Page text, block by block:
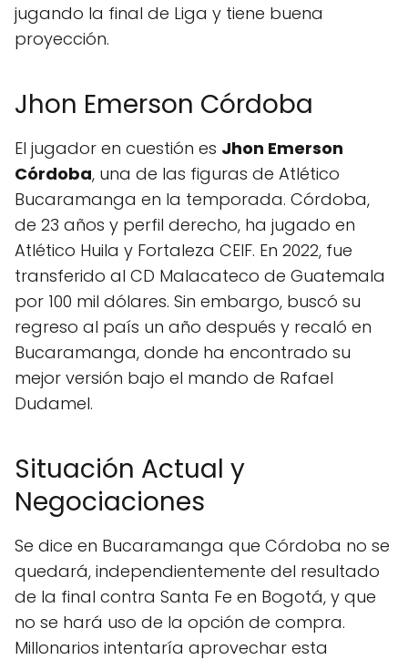
jugando la final de Liga y tiene buena
proyección.
Jhon Emerson Córdoba
El jugador en cuestión es Jhon Emerson
Córdoba, una de las figuras de Atlético
Bucaramanga en la temporada. Córdoba,
de 23 años y perfil derecho, ha jugado en
Atlético Huila y Fortaleza CEIF. En 2022, fue
transferido al CD Malacateco de Guatemala
por 100 mil dólares. Sin embargo, buscó su
regreso al país un año después y recaló en
Bucaramanga, donde ha encontrado su
mejor versión bajo el mando de Rafael
Dudamel.
Situación Actual y
Negociaciones
Se dice en Bucaramanga que Córdoba no se
quedará, independientemente del resultado
de la final contra Santa Fe en Bogotá, y que
no se hará uso de la opción de compra.
Millonarios intentaría aprovechar esta